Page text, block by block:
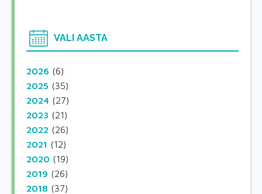
VALI AASTA
2026 (6)
2025 (35)
2024 (27)
2023 (21)
2022 (26)
2021 (12)
2020 (19)
2019 (26)
2018 (37)